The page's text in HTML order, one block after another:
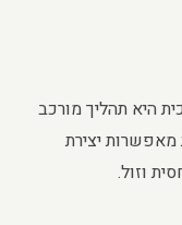
היא תהליך מורכב
מאפשרות יצירת
וזול.